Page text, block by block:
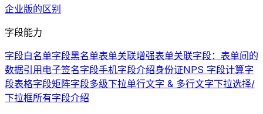
企业版的区别
字段能力
字段白名单字段黑名单表单关联增强表单关联字段：表单间的
数据引用电子签名字段手机字段介绍身份证NPS 字段计算字
段表格字段矩阵字段多级下拉单行文字 & 多行文字下拉选择/
下拉框所有字段介绍